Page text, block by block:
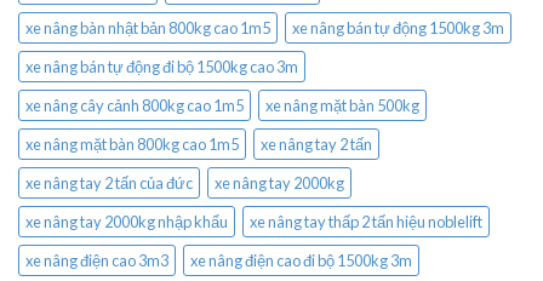
xe nâng bàn nhật bản 800kg cao 1m5
xe nâng bán tự động 1500kg 3m
xe nâng bán tự động đi bộ 1500kg cao 3m
xe nâng cây cảnh 800kg cao 1m5
xe nâng mặt bàn 500kg
xe nâng mặt bàn 800kg cao 1m5
xe nâng tay 2 tấn
xe nâng tay 2 tấn của đức
xe nâng tay 2000kg
xe nâng tay 2000kg nhập khẩu
xe nâng tay thấp 2 tấn hiệu noblelift
xe nâng điện cao 3m3
xe nâng điện cao đi bộ 1500kg 3m